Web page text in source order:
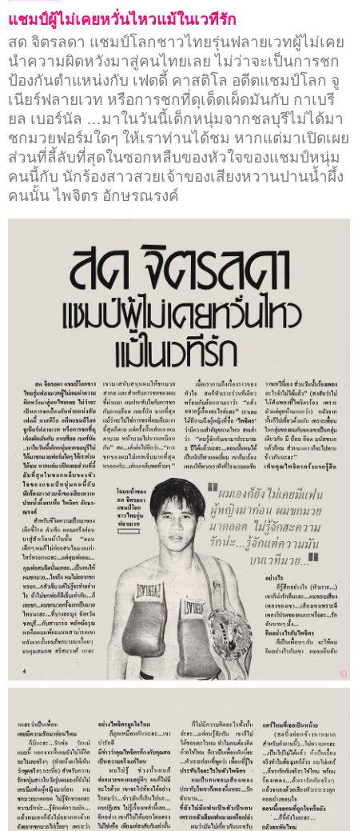
แชมป์ผู้ไม่เคยหวั่นไหวแม้ในเวทีรัก
สด จิตรลดา แชมป์โลกชาวไทยรุ่นฟลายเวทผู้ไม่เคย
นำความผิดหวังมาสู่คนไทยเลย ไม่ว่าจะเป็นการชก
ป้องกันตำแหน่งกับ เฟดดี้ คาสติโล อดีตแชมป์โลก จู
เนียร์ฟลายเวท หรือการชกที่ดุเด็ดเผ็ดมันกับ กาเบรี
ยล เบอร์นัล …มาในวันนี้เด็กหนุ่มจากชลบุรีไม่ได้มา
ชกมวยฟอร์มใดๆ ให้เราท่านได้ชม หากแต่มาเปิดเผย
ส่วนที่ลี้ลับที่สุดในซอกหลืบของหัวใจของแชมป์หนุ่ม
คนนี้กับ นักร้องสาวสวยเจ้าของเสียงหวานปานน้ำผึ้ง
คนนั้น ไพจิตร อักษรณรงค์